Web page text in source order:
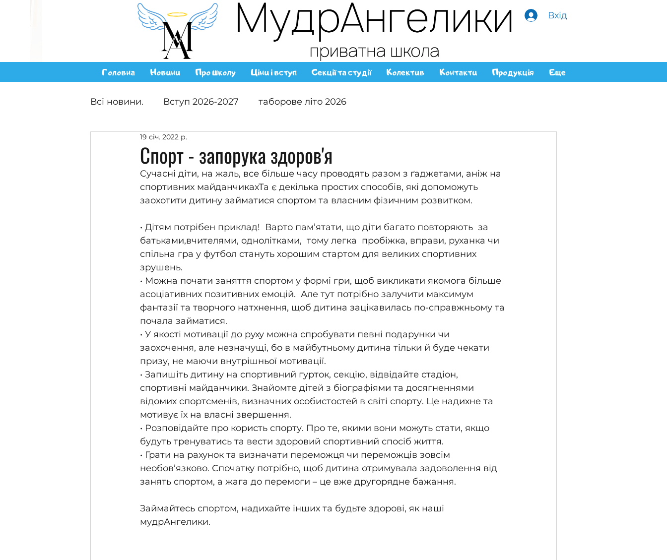
Вхід
Головна Новини Про школу Ціни і вступ Секції та студії Колектив Контакти Продукція Еще
Всі новини. Вступ 2026-2027 таборове літо 2026
Спорт - запорука здоров'я
19 січ. 2022 р.
Сучасні діти, на жаль, все більше часу проводять разом з ґаджетами, аніж на
спортивних майданчикахТа є декілька простих способів, які допоможуть
заохотити дитину займатися спортом та власним фізичним розвитком.
• Дітям потрібен приклад!  Варто пам’ятати, що діти багато повторяють  за
батьками,вчителями, однолітками,  тому легка  пробіжка, вправи, руханка чи
спільна гра у футбол стануть хорошим стартом для великих спортивних
зрушень.
• Можна почати заняття спортом у формі гри, щоб викликати якомога більше
асоціативних позитивних емоцій.  Але тут потрібно залучити максимум
фантазії та творчого натхнення, щоб дитина зацікавилась по-справжньому та
почала займатися.
• У якості мотивації до руху можна спробувати певні подарунки чи
заохочення, але незначущі, бо в майбутньому дитина тільки й буде чекати
призу, не маючи внутрішньої мотивації.
• Запишіть дитину на спортивний гурток, секцію, відвідайте стадіон,
спортивні майданчики. Знайомте дітей з біографіями та досягненнями
відомих спортсменів, визначних особистостей в світі спорту. Це надихне та
мотивує їх на власні звершення.
• Розповідайте про користь спорту. Про те, якими вони можуть стати, якщо
будуть тренуватись та вести здоровий спортивний спосіб життя.
• Грати на рахунок та визначати переможця чи переможців зовсім
необов’язково. Спочатку потрібно, щоб дитина отримувала задоволення від
занять спортом, а жага до перемоги – це вже другорядне бажання.
Займайтесь спортом, надихайте інших та будьте здорові, як наші
мудрАнгелики.